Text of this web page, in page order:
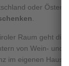
oder
Raum geht
von Wein- und
im eigenen Haus